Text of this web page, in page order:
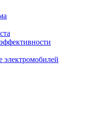
электромобилей